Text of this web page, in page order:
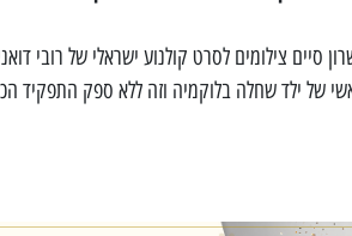
סיים צילומים לסרט קולנוע ישראלי של רובי
של ילד שחלה בלוקמיה וזה ללא ספק התפקיד